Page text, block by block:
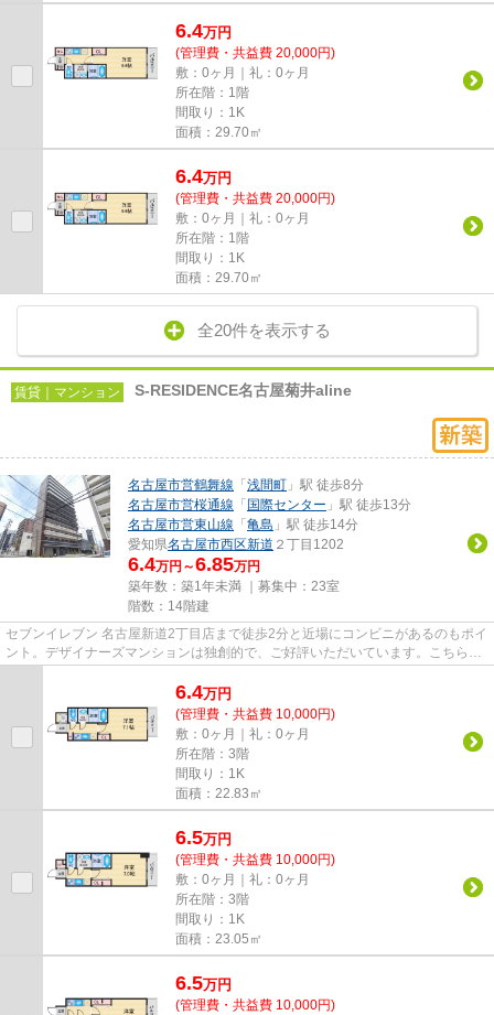
6.4万円
(管理費・共益費 20,000円)
敷：0ヶ月｜礼：0ヶ月
所在階：1階
間取り：1K
面積：29.70㎡
6.4万円
(管理費・共益費 20,000円)
敷：0ヶ月｜礼：0ヶ月
所在階：1階
間取り：1K
面積：29.70㎡
全20件を表示する
賃貸｜マンション S-RESIDENCE名古屋菊井aline
名古屋市営鶴舞線 「 浅間町 」駅 徒歩8分
名古屋市営桜通線 「 国際センター 」駅 徒歩13分
名古屋市営東山線 「 亀島 」駅 徒歩14分
愛知県名古屋市西区新道 ２丁目1202
6.4万円～6.85万円
築年数：築1年未満 ｜募集中： 23室
階数：14階建
セブンイレブン 名古屋新道2丁目店まで徒歩2分と近場にコンビニがあるのもポイ
ント。デザイナーズマンションは独創的で、ご好評いただいています。こちらの
6.4万円
(管理費・共益費 10,000円)
敷：0ヶ月｜礼：0ヶ月
所在階：3階
間取り：1K
面積：22.83㎡
6.5万円
(管理費・共益費 10,000円)
敷：0ヶ月｜礼：0ヶ月
所在階：3階
間取り：1K
面積：23.05㎡
6.5万円
(管理費・共益費 10,000円)